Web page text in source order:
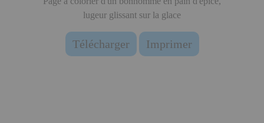
lugeur glissant sur la glace
Télécharger Imprimer